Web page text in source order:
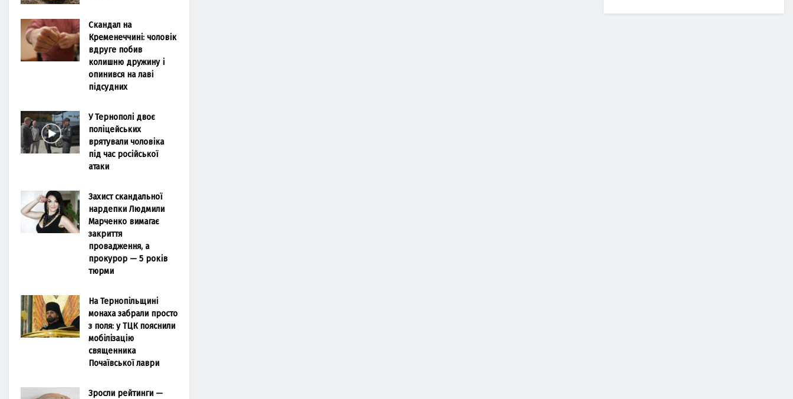
Скандал на
Кременеччині: чоловік
вдруге побив
колишню дружину і
опинився на лаві
підсудних
У Тернополі двоє
поліцейських
врятували чоловіка
під час російської
атаки
Захист скандальної
нардепки Людмили
Марченко вимагає
закриття
провадження, а
прокурор — 5 років
тюрми
На Тернопільщині
монаха забрали просто
з поля: у ТЦК пояснили
мобілізацію
священника
Почаївської лаври
Зросли рейтинги —